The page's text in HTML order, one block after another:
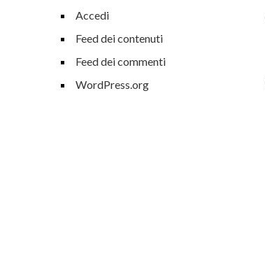
Accedi
Feed dei contenuti
Feed dei commenti
WordPress.org